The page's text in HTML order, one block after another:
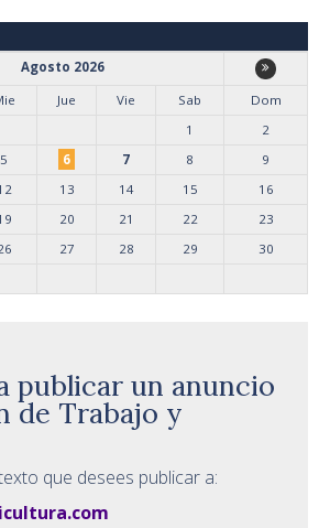
Agosto 2026
Jue Vie Sab
Dom
1
2
5 6 7 8
9
13 14 15
16
20 21 22
23
27 28 29
30
publicar un anuncio
de Trabajo y
que desees publicar a: